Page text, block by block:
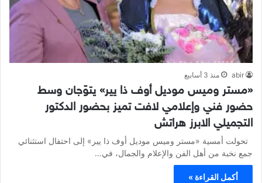
abir منذ 3 أسابيع
«مستر وميس موديل أوف ذا يير» يتوّجان وسط
حضور فني وإعلامي لافت تميز بحضور الدكتور
التجميلي الابرز هراتش
تحولت أمسية «مستر وميس موديل أوف ذا يير» إلى احتفال استثنائي
جمع نخبة من أهل الفن والإعلام والجمال، في…
أكمل القراءة »